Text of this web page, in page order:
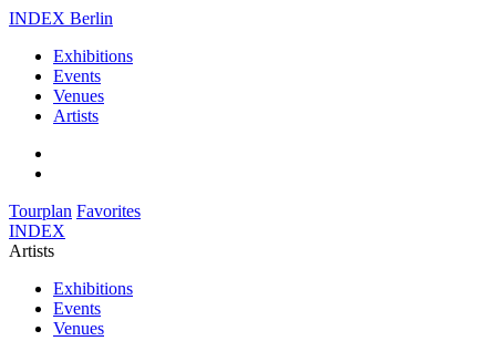
INDEX Berlin
Exhibitions
Events
Venues
Artists
Tourplan Favorites
INDEX
Artists
Exhibitions
Events
Venues